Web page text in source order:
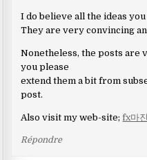
I do believe all the ideas
They are very convincing
Nonetheless, the posts are
you please
extend them a bit from
post.
Also visit my web-site;fx마
Répondre